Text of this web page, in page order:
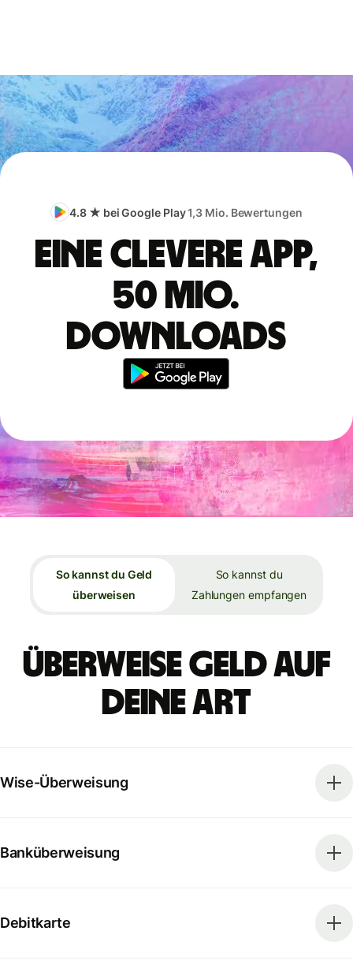
4.8 ★ bei Google Play1,3 Mio. Bewertungen
Eine clevere App,
50 Mio.
Downloads
So kannst du Geld
überweisen
So kannst du
Zahlungen empfangen
Überweise Geld auf
deine Art
Wise-Überweisung
Banküberweisung
Debitkarte